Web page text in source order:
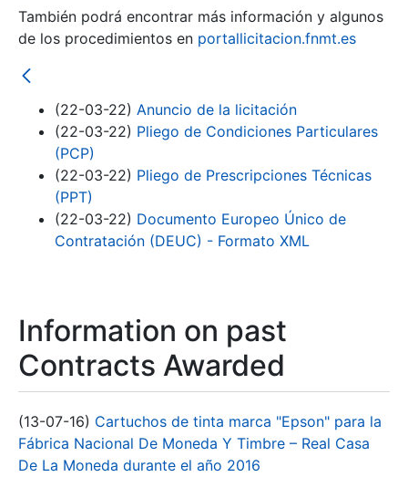
Show/Hide
También podrá encontrar más información y algunos
de los procedimientos en portallicitacion.fnmt.es
(22-03-22) Anuncio de la licitación
(22-03-22) Pliego de Condiciones Particulares
(PCP)
(22-03-22) Pliego de Prescripciones Técnicas
(PPT)
(22-03-22) Documento Europeo Único de
Contratación (DEUC) - Formato XML
Information on past
Contracts Awarded
(13-07-16) Cartuchos de tinta marca "Epson" para la
Fábrica Nacional De Moneda Y Timbre – Real Casa
De La Moneda durante el año 2016